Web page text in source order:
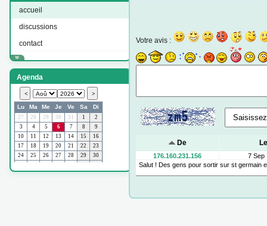
accueil
discussions
contact
Agenda
Votre avis :
De Le
176.160.231.156
7 Sep
Salut ! Des gens pour sortir sur st germain